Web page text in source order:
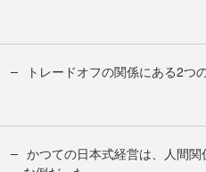
トレードオフの関係にある2つ
かつての日本式経営は、人間